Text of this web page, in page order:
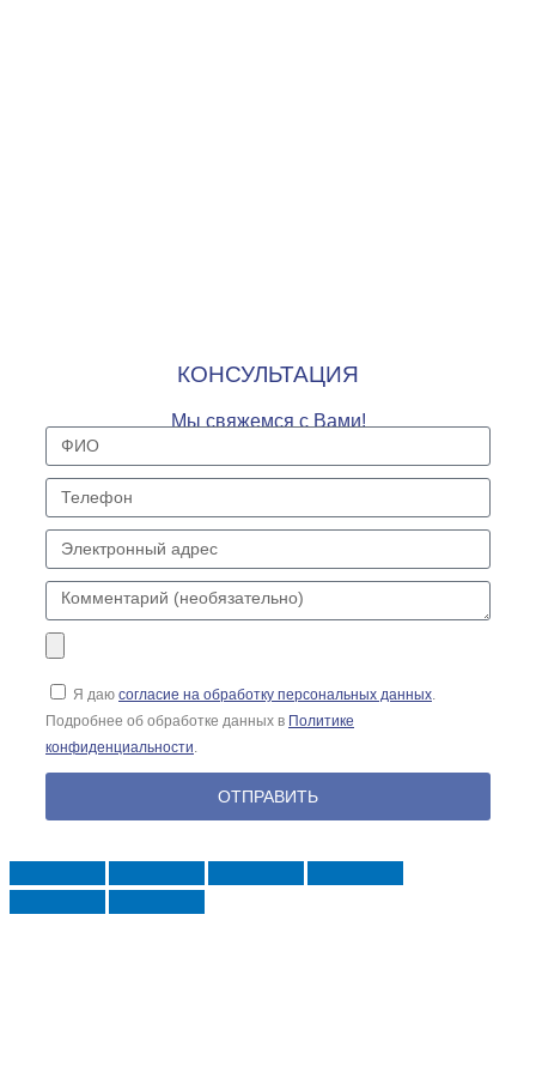
КОНСУЛЬТАЦИЯ
Мы свяжемся с Вами!
ФИО
Телефон
Электронный
адрес
Комментарий
Я даю согласие на обработку персональных данных
Подробнее об обработке данных в Политике
конфиденциальности
ОТПРАВИТЬ